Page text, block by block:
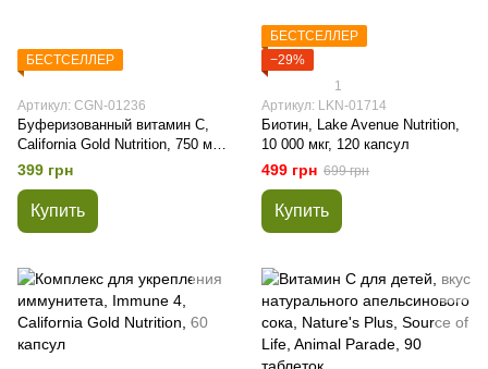
БЕСТСЕЛЛЕР
Артикул: CGN-01236
Буферизованный витамин C,
California Gold Nutrition, 750 мг,
60 капсул
399 грн
Купить
БЕСТСЕЛЛЕР
−29%
1
Артикул: LKN-01714
Биотин, Lake Avenue Nutrition,
10 000 мкг, 120 капсул
499 грн 699 грн
Купить